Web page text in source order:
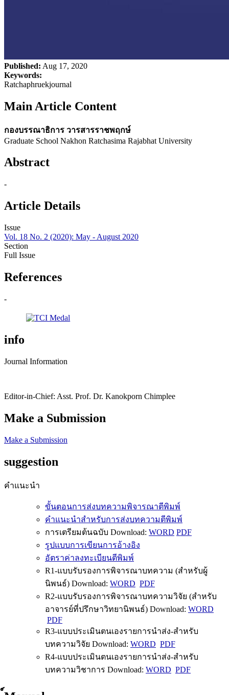
Published: Aug 17, 2020
Keywords:
Ratchaphruekjournal
Main Article Content
กองบรรณาธิการ วารสารราชพฤกษ์
Graduate School Nakhon Ratchasima Rajabhat University
Abstract
-
Article Details
Issue
Vol. 18 No. 2 (2020): May - August 2020
Section
Full Issue
References
-
info
Journal Information
Editor-in-Chief: Asst. Prof. Dr. Kanokporn Chimplee
Make a Submission
Make a Submission
suggestion
คำแนะนำ
ขั้นตอนการส่งบทความพิจารณาตีพิมพ์
คำแนะนำสำหรับการส่งบทความตีพิมพ์
การเตรียมต้นฉบับ Download: WORD PDF
รูปแบบการเขียนการอ้างอิง
อัตราค่าลงทะเบียนตีพิมพ์
R1-แบบรับรองการพิจารณาบทความ (สำหรับผู้
นิพนธ์) Download: WORD PDF
R2-แบบรับรองการพิจารณาบทความวิจัย (สำหรับ
อาจารย์ที่ปรึกษาวิทยานิพนธ์) Download: WORD
PDF
R3-แบบประเมินตนเองรายการนำส่ง-สำหรับ
บทความวิจัย Download: WORD PDF
R4-แบบประเมินตนเองรายการนำส่ง-สำหรับ
บทความวิชาการ Download: WORD PDF